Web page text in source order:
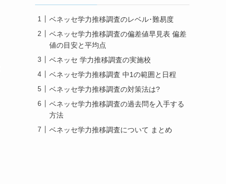
ベネッセ学力推移調査のレベル･難易度
ベネッセ学力推移調査の偏差値早見表 偏差
値の目安と平均点
ベネッセ 学力推移調査の実施校
ベネッセ学力推移調査 中1の範囲と日程
ベネッセ学力推移調査の対策法は?
ベネッセ学力推移調査の過去問を入手する
方法
ベネッセ学力推移調査について まとめ